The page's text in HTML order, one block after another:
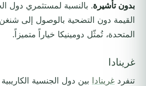
بدون تأشيرة. بالنسبة لمستثمري دول
القيمة دون التضحية بالوصول إلى
المتحدة، تُمثّل دومينيكا خياراً متميزاً.
غرينادا
تنفرد غرينادا بين دول الجنسية